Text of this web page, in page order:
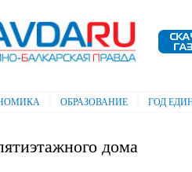
ОБРАЗОВАНИЕ ГОД
дома